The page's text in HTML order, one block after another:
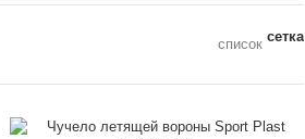
список сетка